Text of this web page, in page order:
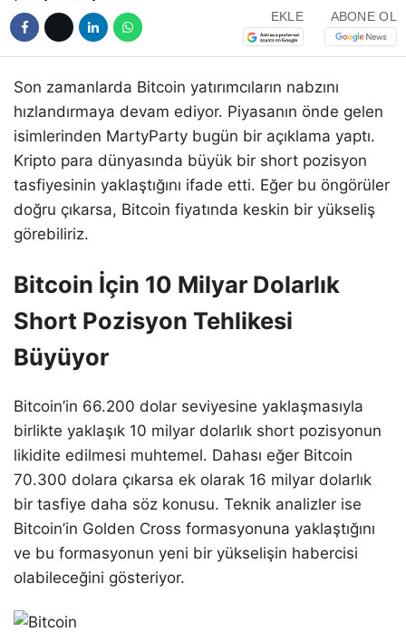
EKLE ABONE OL
Son zamanlarda Bitcoin yatırımcıların nabzını
hızlandırmaya devam ediyor. Piyasanın önde gelen
isimlerinden MartyParty bugün bir açıklama yaptı.
Kripto para dünyasında büyük bir short pozisyon
tasfiyesinin yaklaştığını ifade etti. Eğer bu öngörüler
doğru çıkarsa, Bitcoin fiyatında keskin bir yükseliş
görebiliriz.
Bitcoin İçin 10 Milyar Dolarlık
Short Pozisyon Tehlikesi
Büyüyor
Bitcoin’in 66.200 dolar seviyesine yaklaşmasıyla
birlikte yaklaşık 10 milyar dolarlık short pozisyonun
likidite edilmesi muhtemel. Dahası eğer Bitcoin
70.300 dolara çıkarsa ek olarak 16 milyar dolarlık
bir tasfiye daha söz konusu. Teknik analizler ise
Bitcoin’in Golden Cross formasyonuna yaklaştığını
ve bu formasyonun yeni bir yükselişin habercisi
olabileceğini gösteriyor.